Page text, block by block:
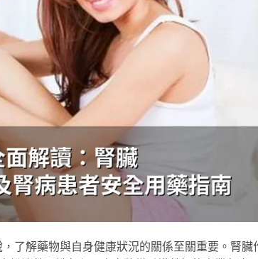
了解藥物與自身健康狀況的關係至關重要。腎臟